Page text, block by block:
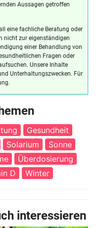
Aussagen getroffen
eine fachliche Beratung oder
nicht zur eigenständigen
einer Behandlung von
Fragen oder
Unsere Inhalte
Unterhaltungszwecken. Für
Gesundheit
Solarium
Sonne
Überdosierung
D Winter
interessieren